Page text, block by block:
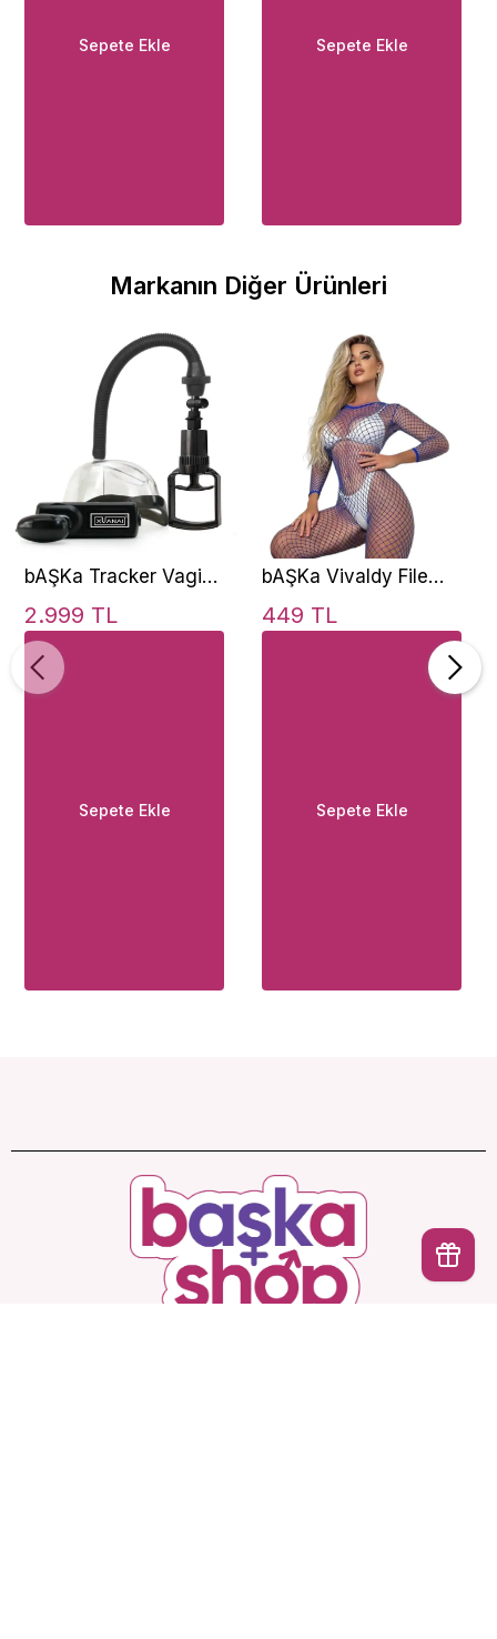
Sepete Ekle Sepete Ekle
Markanın Diğer Ürünleri
bAŞKa Tracker Vagina
Pump Titreşimli ve
Emiş Güçlü Vajina
Pompası
2.999 TL
Sepete Ekle
bAŞKa Vivaldy File
Seksi Vücut Çorabı-
Mavi
449 TL
Sepete Ekle